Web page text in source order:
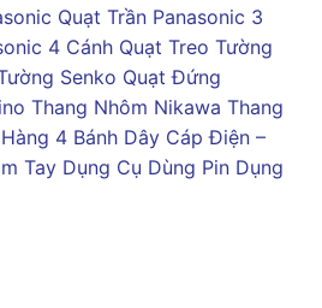
Quạt Trần Panasonic 3
4 Cánh Quạt Treo Tường
Senko Quạt Đứng
Thang Nhôm Nikawa Thang
4 Bánh Dây Cáp Điện –
Tay Dụng Cụ Dùng Pin Dụng